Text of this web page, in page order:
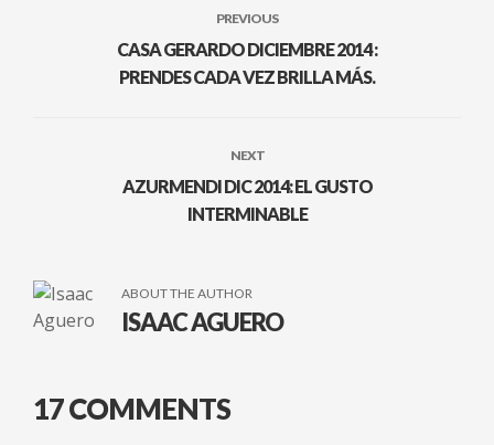
PREVIOUS
CASA GERARDO DICIEMBRE 2014 :
PRENDES CADA VEZ BRILLA MÁS.
NEXT
AZURMENDI DIC 2014: EL GUSTO
INTERMINABLE
ABOUT THE AUTHOR
ISAAC AGUERO
17 COMMENTS